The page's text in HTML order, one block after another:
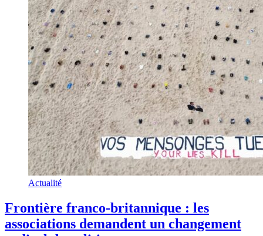
Actualité
Frontière franco-britannique : les
associations demandent un changement